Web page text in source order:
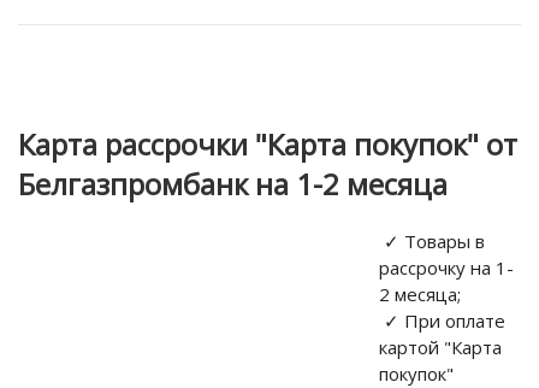
Карта рассрочки "Карта покупок" от
Белгазпромбанк на 1-2 месяца
✓ Товары в
рассрочку на 1-
2 месяца;
✓ При оплате
картой "Карта
покупок"